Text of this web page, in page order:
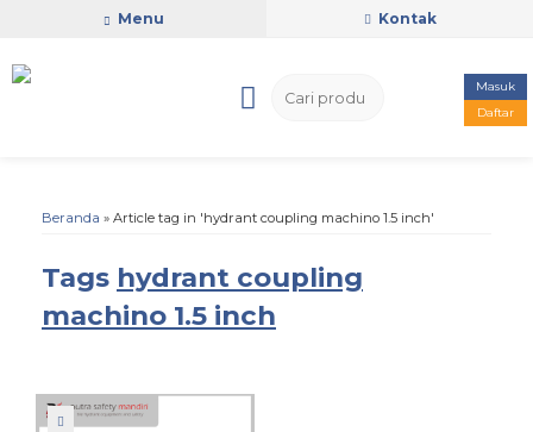
Menu Kontak
Masuk
Daftar
Beranda » Article tag in 'hydrant coupling machino 1.5 inch'
Tags hydrant coupling
machino 1.5 inch